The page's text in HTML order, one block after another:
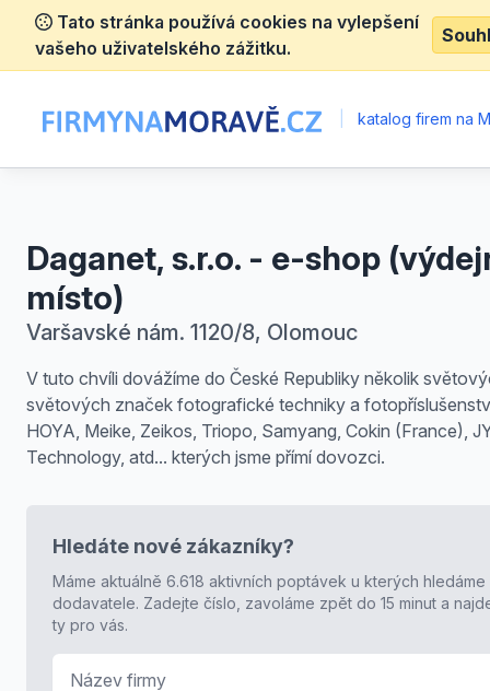
Tato stránka používá cookies na vylepšení
vašeho uživatelského zážitku.
katalog firem na
Daganet, s.r.o. - e-shop
místo)
Varšavské nám. 1120/8, Olomouc
V tuto chvíli dovážíme do České Republiky několik
světových značek fotografické techniky a
HOYA, Meike, Zeikos, Triopo, Samyang, Cokin (France),
Technology, atd... kterých jsme přímí dovozci.
Hledáte nové zákazníky?
Máme aktuálně 6.618 aktivních poptávek u kterých hledáme
dodavatele. Zadejte číslo, zavoláme zpět do 15 minut a
ty pro vás.